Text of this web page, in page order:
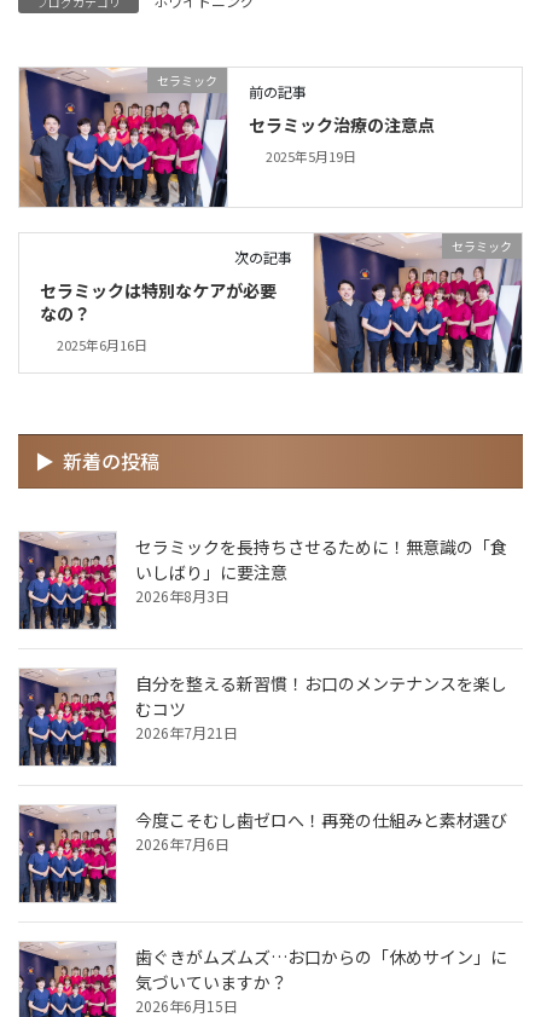
セラミック
前の記事
セラミック治療の注意点
2025年5月19日
セラミック
次の記事
セラミックは特別なケアが必要
なの？
2025年6月16日
新着の投稿
セラミックを長持ちさせるために！無意識の「食
いしばり」に要注意
2026年8月3日
自分を整える新習慣！お口のメンテナンスを楽し
むコツ
2026年7月21日
今度こそむし歯ゼロへ！再発の仕組みと素材選び
2026年7月6日
歯ぐきがムズムズ…お口からの「休めサイン」に
気づいていますか？
2026年6月15日